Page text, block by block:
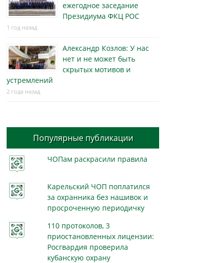
ежегодное заседание
Президиума ФКЦ РОС
1 год назад
Александр Козлов: У нас
нет и не может быть
скрытых мотивов и
устремлений
2 года назад
Популярные публикации
ЧОПам раскрасили правила
Карельский ЧОП поплатился
за охранника без нашивок и
просроченную периодичку
110 протоколов, 3
приостановленных лицензии:
Росгвардия проверила
кубанскую охрану